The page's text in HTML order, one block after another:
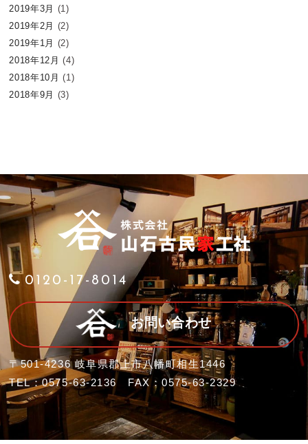
2019年3月 (1)
2019年2月 (2)
2019年1月 (2)
2018年12月 (4)
2018年10月 (1)
2018年9月 (3)
0120-17-8014
お問い合わせ
〒501-4236 岐阜県郡上市八幡町相生1446
TEL：0575-63-2136 FAX：0575-63-2329